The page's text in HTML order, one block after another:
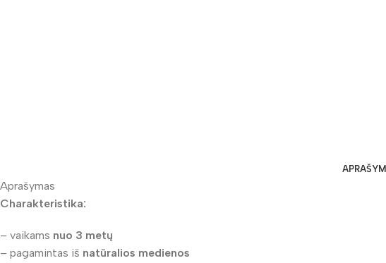
Aprašymas
Charakteristika:
– vaikams nuo 3 metų
– pagamintas iš natūralios medienos